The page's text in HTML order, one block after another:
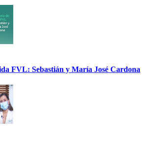
FVL: Sebastián y María José Cardona